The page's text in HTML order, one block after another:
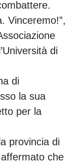
Vinceremo!”,
di
di
la sua
per la
provincia di
che